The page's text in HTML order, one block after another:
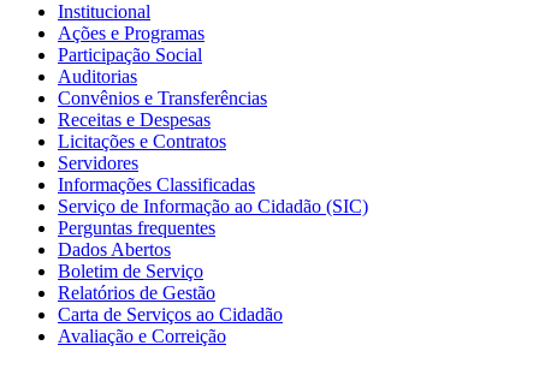
Institucional
Ações e Programas
Participação Social
Auditorias
Convênios e Transferências
Receitas e Despesas
Licitações e Contratos
Servidores
Informações Classificadas
Serviço de Informação ao Cidadão (SIC)
Perguntas frequentes
Dados Abertos
Boletim de Serviço
Relatórios de Gestão
Carta de Serviços ao Cidadão
Avaliação e Correição